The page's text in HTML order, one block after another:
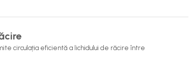
circulația eficientă a lichidului de răcire între